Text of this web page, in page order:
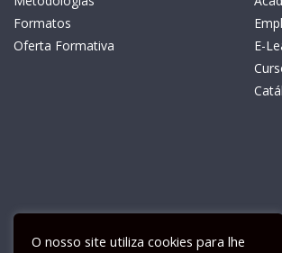
Formatos
Oferta Formativa
E-
O nosso site utiliza cookies para lhe